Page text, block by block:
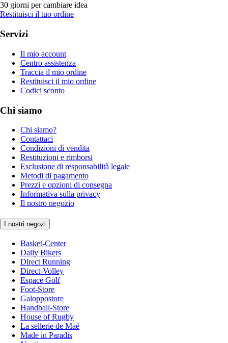
30 giorni per cambiare idea
Restituisci il tuo ordine
Servizi
Il mio account
Centro assistenza
Traccia il mio ordine
Restituisci il mio ordine
Codici sconto
Chi siamo
Chi siamo?
Contattaci
Condizioni di vendita
Restituzioni e rimborsi
Esclusione di responsabilità legale
Metodi di pagamento
Prezzi e opzioni di consegna
Informativa sulla privacy
Il nostro negozio
I nostri negozi
Basket-Center
Daily Bikers
Direct Running
Direct-Volley
Espace Golf
Foot-Store
Galoppostore
Handball-Store
House of Rugby
La sellerie de Maé
Made in Paradis